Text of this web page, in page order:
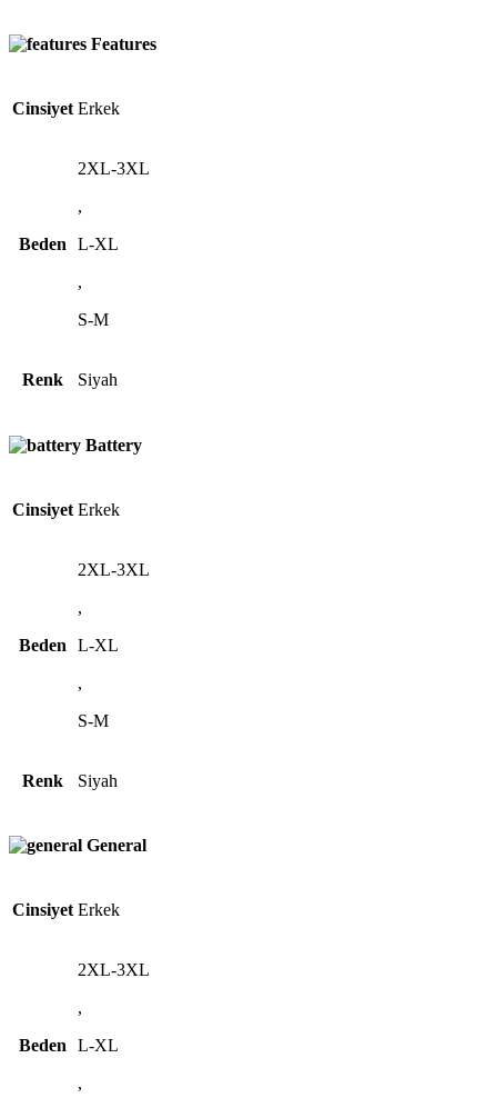
Features
Cinsiyet Erkek
Beden
2XL-3XL
,
L-XL
,
S-M
Renk Siyah
Battery
Cinsiyet Erkek
Beden
2XL-3XL
,
L-XL
,
S-M
Renk Siyah
General
Cinsiyet Erkek
Beden
2XL-3XL
,
L-XL
,